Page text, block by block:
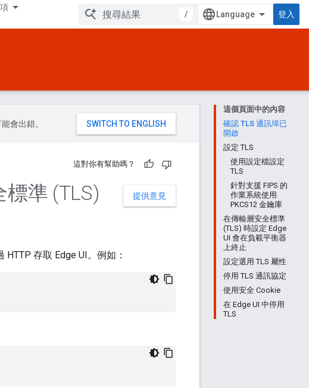
/ 登入
這個頁面中的內容
確認 TLS 通訊埠已
開啟
設定 TLS
使用設定檔設定
TLS
針對支援 FIPS 的
作業系統使用
PKCS12 金鑰庫
在傳輸層安全標準
(TLS) 時設定 Edge
UI 會在負載平衡器
上終止
設定選用 TLS 屬性
停用 TLS 通訊協定
使用安全 Cookie
在 Edge UI 中停用
TLS
會出錯。
這對你有幫助嗎？
提供意見
準 (TLS)
存取 Edge UI。例如：